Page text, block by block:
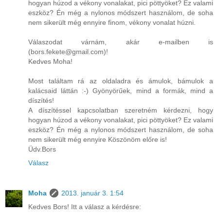
hogyan húzod a vékony vonalakat, pici pöttyöket? Ez valami
eszköz? Én még a nylonos módszert használom, de soha
nem sikerült még ennyire finom, vékony vonalat húzni.
Válaszodat várnám, akár e-mailben is
(bors.fekete@gmail.com)!
Kedves Moha!
Most találtam rá az oldaladra és ámulok, bámulok a
kalácsaid láttán :-) Gyönyörűek, mind a formák, mind a
díszítés!
A díszítéssel kapcsolatban szeretném kérdezni, hogy
hogyan húzod a vékony vonalakat, pici pöttyöket? Ez valami
eszköz? Én még a nylonos módszert használom, de soha
nem sikerült még ennyire Köszönöm előre is!
Üdv.Bors
Válasz
Moha
2013. január 3. 1:54
Kedves Bors! Itt a válasz a kérdésre: